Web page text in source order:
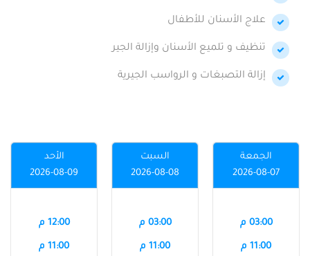
علاج الأسنان للأطفال
تنظيف و تلميع الأسنان وإزالة الجير
إزالة التصبغات و الرواسب الجيرية
الجمعة
2026-08-07
03:00 م
11:00 م
السبت
2026-08-08
03:00 م
11:00 م
الأحد
2026-08-09
12:00 م
11:00 م